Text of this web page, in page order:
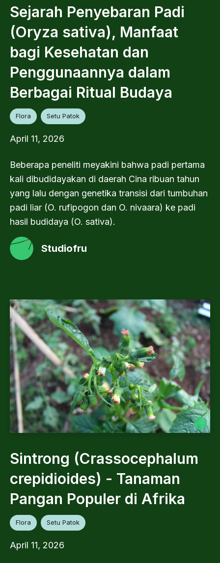
Sejarah Penyebaran Padi
(Oryza sativa), Manfaat
bagi Kesehatan dan
Penggunaannya dalam
Berbagai Ritual Budaya
Flora Setu Patok
April 11, 2026
Beberapa peneliti meyakini bahwa padi pertama
kali dibudidayakan di daerah Cina ribuan tahun
yang lalu dengan genetika transisi dari tumbuhan
padi liar (O. rufipogon dan O. nivaara) ke padi
hasil budidaya (O. sativa).
Studiofru
Sintrong (Crassocephalum
crepidioides) - Tanaman
Pangan Populer di Afrika
Flora Setu Patok
April 11, 2026